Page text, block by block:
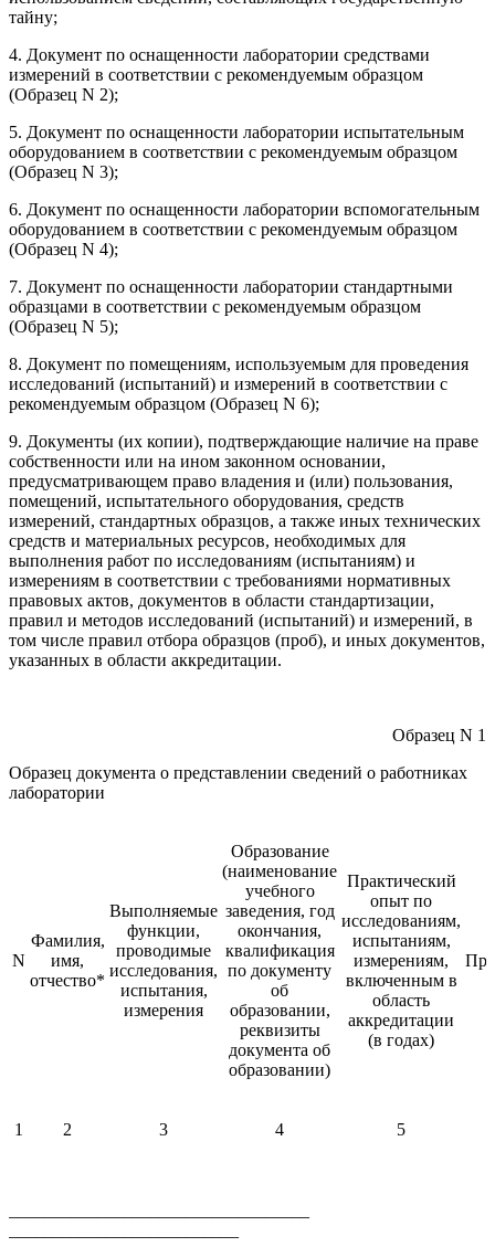
тайну;
4. Документ по оснащенности лаборатории средствами
измерений в соответствии с рекомендуемым образцом
(Образец N 2);
5. Документ по оснащенности лаборатории испытательным
оборудованием в соответствии с рекомендуемым образцом
(Образец N 3);
6. Документ по оснащенности лаборатории вспомогательным
оборудованием в соответствии с рекомендуемым образцом
(Образец N 4);
7. Документ по оснащенности лаборатории стандартными
образцами в соответствии с рекомендуемым образцом
(Образец N 5);
8. Документ по помещениям, используемым для проведения
исследований (испытаний) и измерений в соответствии с
рекомендуемым образцом (Образец N 6);
9. Документы (их копии), подтверждающие наличие на праве
собственности или на ином законном основании,
предусматривающем право владения и (или) пользования,
помещений, испытательного оборудования, средств
измерений, стандартных образцов, а также иных технических
средств и материальных ресурсов, необходимых для
выполнения работ по исследованиям (испытаниям) и
измерениям в соответствии с требованиями нормативных
правовых актов, документов в области стандартизации,
правил и методов исследований (испытаний) и измерений, в
том числе правил отбора образцов (проб), и иных документов,
указанных в области аккредитации.
Образец N 1
Образец документа о представлении сведений о работниках
лаборатории
N
Фамилия,
имя,
отчество*
Выполняемые
функции,
проводимые
исследования,
испытания,
измерения
Образование
(наименование
учебного
заведения, год
окончания,
квалификация
по документу
об
образовании,
реквизиты
документа об
образовании)
Практический
опыт по
исследованиям,
испытаниям,
измерениям,
включенным в
область
аккредитации
(в годах)
1 2 3 4 5